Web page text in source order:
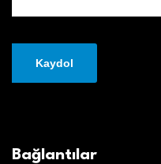
Bağlantılar